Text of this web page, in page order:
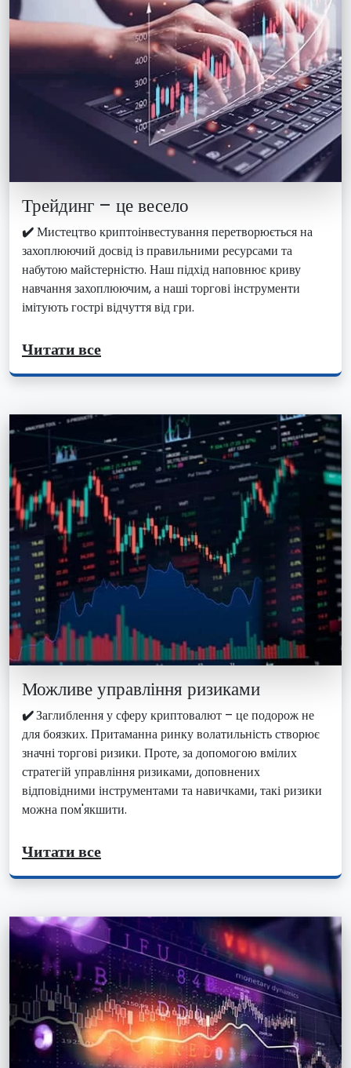
Трейдинг – це весело
✔️Мистецтво криптоінвестування перетворюється на
захоплюючий досвід із правильними ресурсами та
набутою майстерністю. Наш підхід наповнює криву
навчання захоплюючим, а наші торгові інструменти
імітують гострі відчуття від гри.
Читати все
Можливе управління ризиками
✔️Заглиблення у сферу криптовалют – це подорож не
для боязких. Притаманна ринку волатильність створює
значні торгові ризики. Проте, за допомогою вмілих
стратегій управління ризиками, доповнених
відповідними інструментами та навичками, такі ризики
можна пом'якшити.
Читати все